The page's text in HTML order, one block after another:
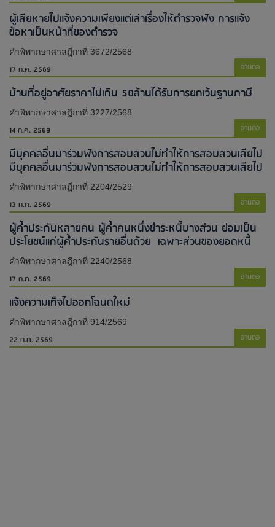
ผู้เสียหายไปแจ้งความเพียงแต่เล่าเรื่องให้ตำรวจฟัง การแจ้ง
ข้อหาเป็นหน้าที่ของตำรวจ
คำพิพากษาศาลฎีกาที่ 3672/2568
17 ก.ค. 2569 อ่านต่อ
บ้านที่อยู่อาศัยราคาไม่เกิน 50ล้านได้รับการยกเว้นฐานภาษี
คำพิพากษาศาลฎีกาที่ 3227/2568
14 ก.ค. 2569 อ่านต่อ
มีบุคคลอื่นมาร่วมฟังการสอบสวนไม่ทำให้การสอบสวนเสียไป​
มีบุคคลอื่นมาร่วมฟังการสอบสวนไม่ทำให้การสอบสวนเสียไป​
คำพิพากษาศาลฎีกาที่ 2204/2529
13 ก.ค. 2569 อ่านต่อ
ผู้ค้ำประกันหลายคน ผู้ค้ำคนหนึ่งชำระหนี้บางส่วน ย่อมเป็น
ประโยชน์แก่ผู้ค้ำประกันรายอื่นด้วย เฉพาะส่วนของยอดหนี้
คำพิพากษาศาลฎีกาที่ 2240/2568
17 ก.ค. 2569 อ่านต่อ
แจ้งความเท็จไปออกโฉนดใหม่​
คำพิพากษาศาลฎีกาที่ 914/2569
22 ก.ค. 2569 อ่านต่อ